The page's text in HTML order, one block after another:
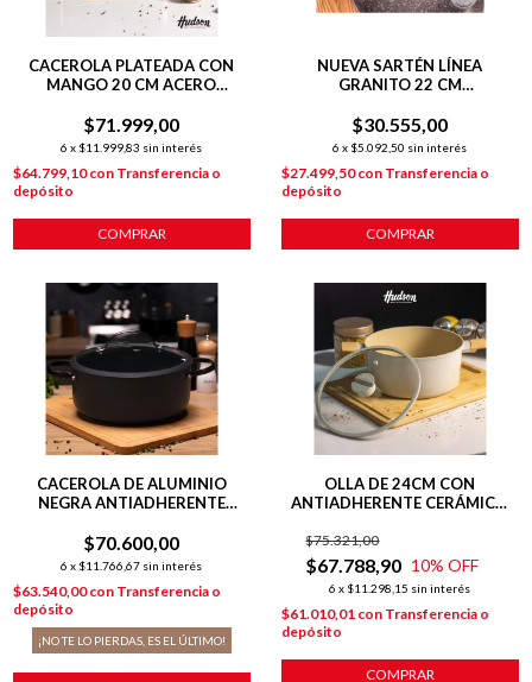
CACEROLA PLATEADA CON
MANGO 20 CM ACERO
ANTIADHERENTE
$71.999,00
6 x $11.999,83 sin interés
$64.799,10con Transferencia o
depósito
COMPRAR
NUEVA SARTÉN LÍNEA
GRANITO 22 CM
$30.555,00
6 x $5.092,50 sin interés
$27.499,50con Transferencia o
depósito
COMPRAR
CACEROLA DE ALUMINIO
NEGRA ANTIADHERENTE
NEGRO
$70.600,00
6 x $11.766,67 sin interés
$63.540,00con Transferencia o
depósito
¡NO TE LO PIERDAS, ES EL ÚLTIMO!
OLLA DE 24CM CON
ANTIADHERENTE CERÁMICO
INDUCCIÓN
$67.788,90
$75.321,00
10% OFF
6 x $11.298,15 sin interés
$61.010,01 con Transferencia o
depósito
COMPRAR